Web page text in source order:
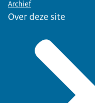
Archief
Over deze site